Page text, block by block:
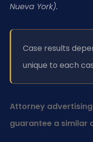
Nueva York).
Case results
unique to each
Attorney
guarantee a similar